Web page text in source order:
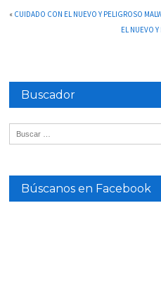
« CUIDADO CON EL NUEVO Y PELIGROSO
EL NUEVO
Buscador
Búscanos en Facebook